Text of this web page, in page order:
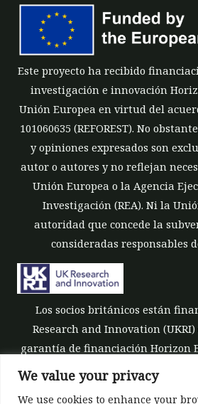
We value your privacy
We use cookies to enhance your
Este proyecto ha recibido
investigación e innovación
Unión Europea en virtud del
101060635 (REFOREST). No
y opiniones expresados son
autor o autores y no reflejan
Unión Europea o la Agencia
Investigación (REA). Ni la
autoridad que concede la
consideradas responsables
Los socios británicos están
Research and Innovation
garantía de financiación Horizon
del Reino Unido [número de